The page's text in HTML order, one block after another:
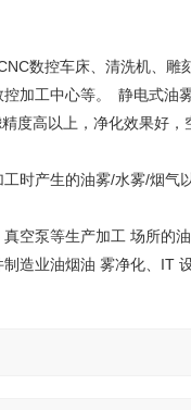
数控车床、清洗机、雕
加工中心等。 静电式油
度高以上，净化效果好，
时产生的油雾/水雾/烟气
空泵等生产加工 场所的
造业油烟油 雾净化、IT